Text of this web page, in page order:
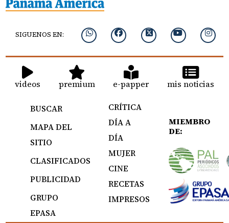
SIGUENOS EN:
videos premium e-papper mis noticias
BUSCAR
MAPA DEL
SITIO
CLASIFICADOS
PUBLICIDAD
GRUPO
EPASA
CRÍTICA
DÍA A
DÍA
MUJER
CINE
RECETAS
IMPRESOS
MIEMBRO
DE: